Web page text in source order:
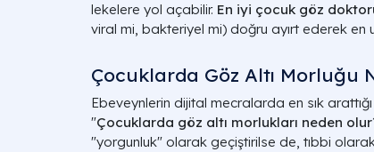
lekelere yol açabilir. En iyi çocuk göz
viral mi, bakteriyel mi) doğru ayırt ederek en
Çocuklarda Göz Altı Morluğu
Ebeveynlerin dijital mecralarda en sık
"Çocuklarda göz altı morlukları neden olur
"yorgunluk" olarak geçiştirilse de, tıbbi